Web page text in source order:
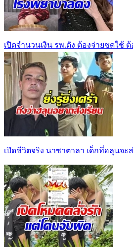
เปิดจำนวนเงิน รพ.ดัง ต้องจ่ายชดใช้
เปิดชีวิตจริง นาซาตาลา เด็กที่ฮลุนจะส่